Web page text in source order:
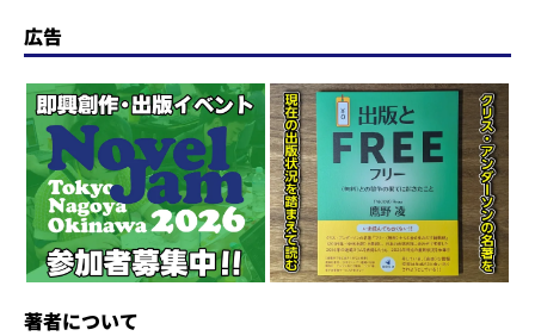
o
d
o
n
s
k
y
e
b
o
o
k
a
d
s
n
a
広告
著者について